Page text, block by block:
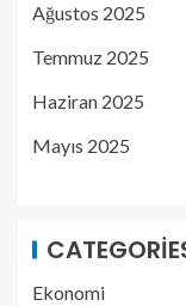
Ağustos 2025
Temmuz 2025
Haziran 2025
Mayıs 2025
Ekonomi